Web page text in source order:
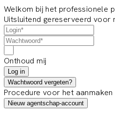
Welkom bij het professionele
Uitsluitend gereserveerd voor
Onthoud mij
Log in
Wachtwoord vergeten?
Procedure voor het aanmaken
Nieuw agentschap-account